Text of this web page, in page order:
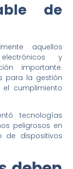
de
aquellos
y
importante.
para la gestión
cumplimiento
tecnologías
peligrosos en
de dispositivos